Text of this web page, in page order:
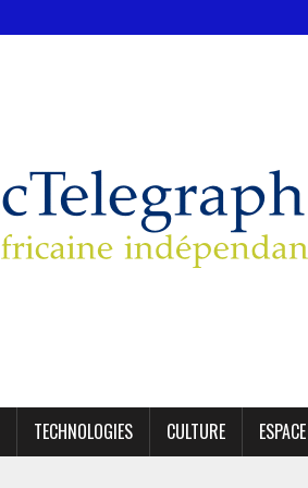
TECHNOLOGIES CULTURE